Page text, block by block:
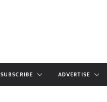
SUBSCRIBE ADVERTISE